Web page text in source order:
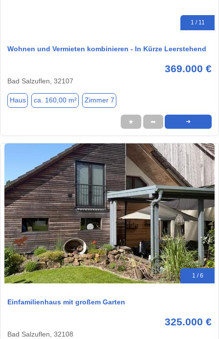
1 / 11
Wohnen und Vermieten kombinieren - In Kürze Leerstehend
369.000 €
Bad Salzuflen, 32107
Haus ca. 160,00 m² Zimmer 7
★ ➦ ➜
1 / 6
Einfamilienhaus mit großem Garten
325.000 €
Bad Salzuflen, 32108